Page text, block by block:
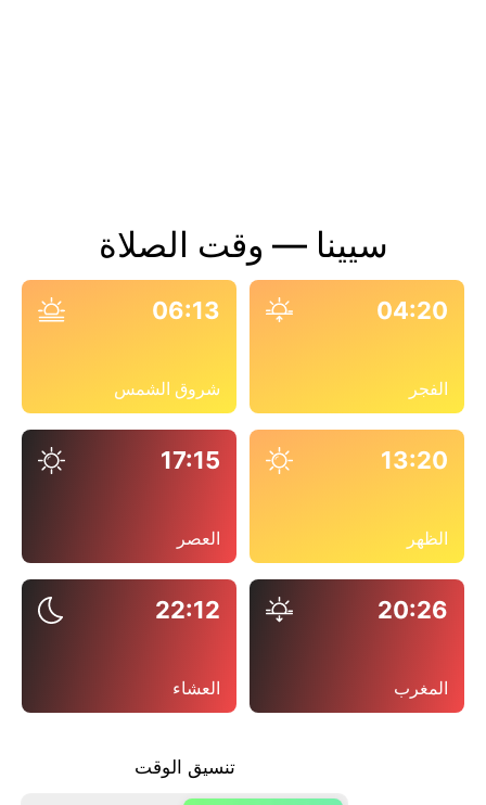
سيينا — وقت الصلاة
04:20
الفجر
06:13
شروق الشمس
13:20
الظهر
17:15
العصر
20:26
المغرب
22:12
العشاء
تنسيق الوقت